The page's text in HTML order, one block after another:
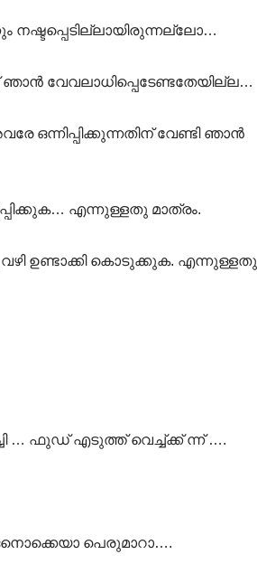
വേവലാധിപ്പെടേണ്ടതേയില്ല…
ഒന്നിപ്പിക്കുന്നതിന് വേണ്ടി ഞാൻ
എന്നുള്ളതു മാത്രം.
ഉണ്ടാക്കി കൊടുക്കുക. എന്നുള്ളതു
… ഫുഡ് എടുത്ത് വെച്ച്ക്ക് ന്ന് ….
പെരുമാറാ….